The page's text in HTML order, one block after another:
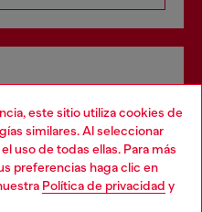
este sitio utiliza cookies de
similares. Al seleccionar
uso de todas ellas. Para más
preferencias haga clic en
Política de privacidad y
tanto en línea como
más